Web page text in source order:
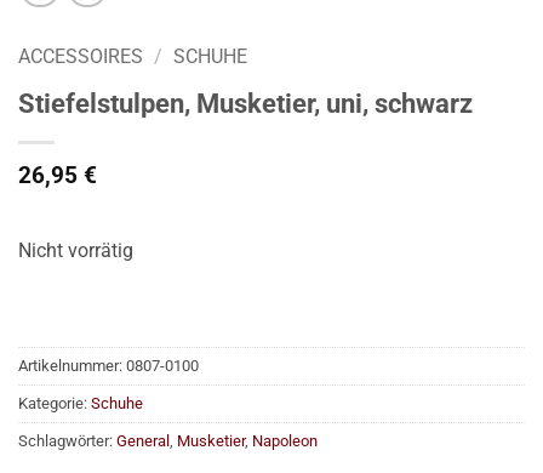
ACCESSOIRES / SCHUHE
Stiefelstulpen, Musketier, uni, schwarz
26,95 €
Nicht vorrätig
Artikelnummer: 0807-0100
Kategorie: Schuhe
Schlagwörter: General , Musketier, Napoleon